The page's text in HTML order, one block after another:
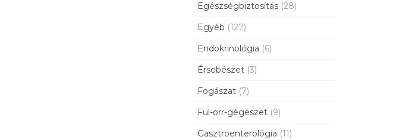
Egészségbiztosítás (28)
Egyéb (127)
Endokrinológia (6)
Érsebészet (3)
Fogászat (7)
Fül-orr-gégészet (9)
Gasztroenterológia (11)